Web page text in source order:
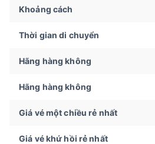
Khoảng cách
Thời gian di chuyển
Hãng hàng không
Hãng hàng không
Giá vé một chiều rẻ nhất
Giá vé khứ hồi rẻ nhất